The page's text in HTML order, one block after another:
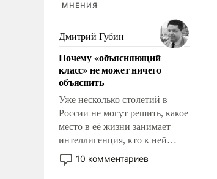
МНЕНИЯ
Дмитрий Губин
Почему «объясняющий
класс» не может ничего
объяснить
Уже несколько столетий в
России не могут решить, какое
место в её жизни занимает
интеллигенция, кто к ней
принадлежит, а кого из неё
исключили с правом
10 комментариев